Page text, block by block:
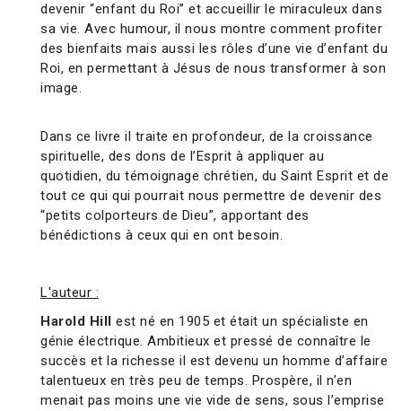
devenir “enfant du Roi” et accueillir le miraculeux dans
sa vie. Avec humour, il nous montre comment profiter
des bienfaits mais aussi les rôles d’une vie d’enfant du
Roi, en permettant à Jésus de nous transformer à son
image.
Dans ce livre il traite en profondeur, de la croissance
spirituelle, des dons de l’Esprit à appliquer au
quotidien, du témoignage chrétien, du Saint Esprit et de
tout ce qui qui pourrait nous permettre de devenir des
“petits colporteurs de Dieu”, apportant des
bénédictions à ceux qui en ont besoin.
L'auteur :
Harold Hill est né en 1905 et était un spécialiste en
génie électrique. Ambitieux et pressé de connaître le
succès et la richesse il est devenu un homme d’affaire
talentueux en très peu de temps. Prospère, il n’en
menait pas moins une vie vide de sens, sous l’emprise